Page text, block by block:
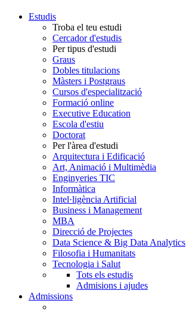
Estudis
Troba el teu estudi
Cercador d'estudis
Per tipus d'estudi
Graus
Dobles titulacions
Màsters i Postgraus
Cursos d'especialització
Formació online
Executive Education
Escola d'estiu
Doctorat
Per l'àrea d'estudi
Arquitectura i Edificació
Art, Animació i Multimèdia
Enginyeries TIC
Informàtica
Intel·ligència Artificial
Business i Management
MBA
Direcció de Projectes
Data Science & Big Data Analytics
Filosofia i Humanitats
Tecnologia i Salut
Tots els estudis
Admisions i ajudes
Admissions